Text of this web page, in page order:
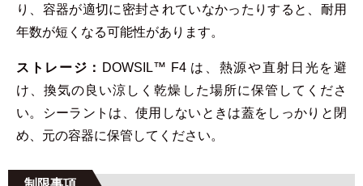
り、容器が適切に密封されていなかったりすると、耐用
年数が短くなる可能性があります。
ストレージ： DOWSIL™ F4 は、熱源や直射日光を避
け、換気の良い涼しく乾燥した場所に保管してくださ
い。シーラントは、使用しないときは蓋をしっかりと閉
め、元の容器に保管してください。